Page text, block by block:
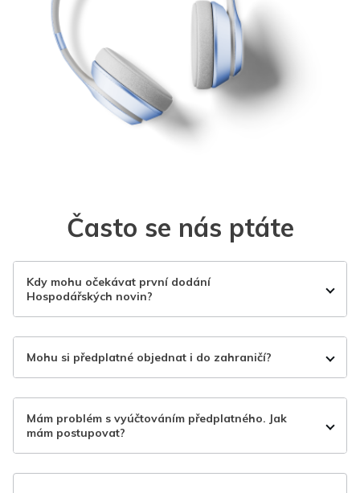
Často se nás ptáte
Kdy mohu očekávat první dodání
Hospodářských novin?
Mohu si předplatné objednat i do zahraničí?
Mám problém s vyúčtováním předplatného. Jak
mám postupovat?